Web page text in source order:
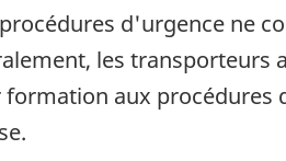
d'urgence ne
les
formation aux procédures